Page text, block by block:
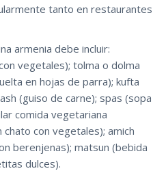
tanto en restaurantes
armenia debe incluir:
vegetales); tolma o dolma
en hojas de parra); kufta
(guiso de carne); spas (sopa
comida vegetariana
con vegetales); amich
berenjenas); matsun (bebida
dulces).